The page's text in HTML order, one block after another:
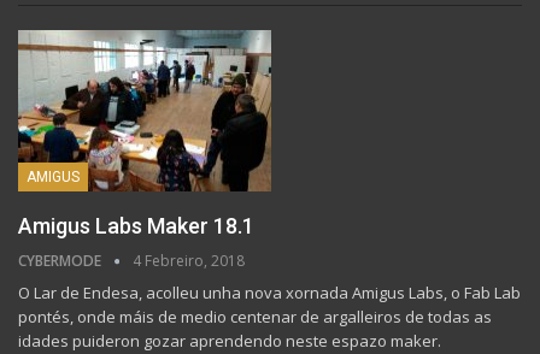
AMIGUS
Amigus Labs Maker 18.1
CYBERMODE 4 Febreiro, 2018
O Lar de Endesa, acolleu unha nova xornada Amigus Labs, o Fab Lab
pontés, onde máis de medio centenar de argalleiros de todas as
idades puideron gozar aprendendo neste espazo maker.